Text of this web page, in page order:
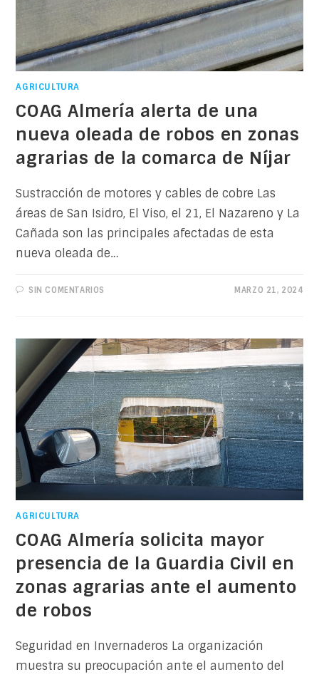
AGRICULTURA
COAG Almería alerta de una
nueva oleada de robos en zonas
agrarias de la comarca de Níjar
Sustracción de motores y cables de cobre Las
áreas de San Isidro, El Viso, el 21, El Nazareno y La
Cañada son las principales afectadas de esta
nueva oleada de…
SIN COMENTARIOS MARZO 21, 2024
AGRICULTURA
COAG Almería solicita mayor
presencia de la Guardia Civil en
zonas agrarias ante el aumento
de robos
Seguridad en Invernaderos La organización
muestra su preocupación ante el aumento del